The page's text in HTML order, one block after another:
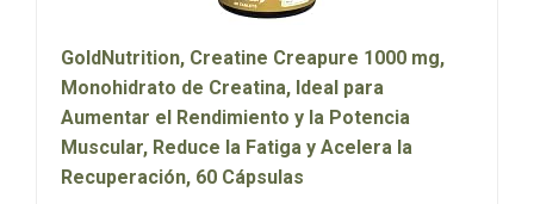
GoldNutrition, Creatine Creapure 1000 mg,
Monohidrato de Creatina, Ideal para
Aumentar el Rendimiento y la Potencia
Muscular, Reduce la Fatiga y Acelera la
Recuperación, 60 Cápsulas